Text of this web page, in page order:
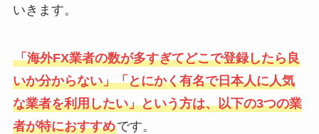
いきます。
「海外FX業者の数が多すぎてどこで登録したら良
いか分からない」「とにかく有名で日本人に人気
な業者を利用したい」という方は、以下の3つの業
者が特におすすめです。